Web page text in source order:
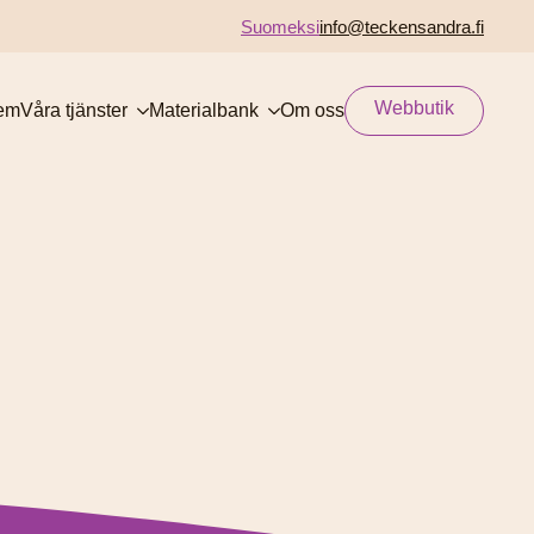
Suomeksiinfo@teckensandra.fi
Våra tjänster Materialbank Om oss Webbutik